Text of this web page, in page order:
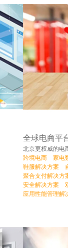
全球电商平
北京更权威的电
跨境电商
家电
鞋服解决方案
聚合支付解决方
安全解决方案
应用性能管理解